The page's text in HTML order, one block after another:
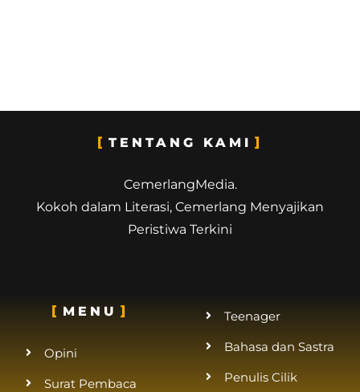
TENTANG KAMI
CemerlangMedia.
Kokoh dalam Literasi, Cemerlang Menyajikan
Peristiwa Terkini
MENU
Opini
Surat Pembaca
Teenager
Bahasa dan Sastra
Penulis Cilik